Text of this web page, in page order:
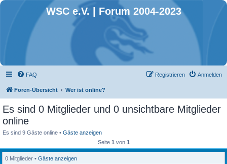
WSC e.V. | Forum 2004-2023
FAQ Anmelden
Registrieren
Foren-Übersicht Wer ist online?
Es sind 0 Mitglieder und 0 unsichtbare Mitglieder
online
Es sind 9 Gäste online • Gäste anzeigen
Seite 1 von 1
0 Mitglieder • Gäste anzeigen